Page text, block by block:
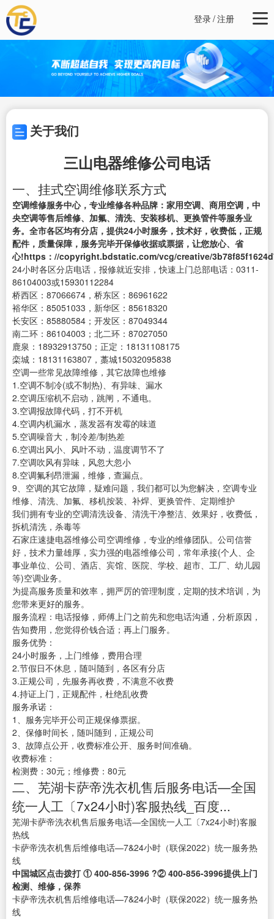
登录/注册
关于我们
三山电器维修公司电话
一、挂式空调维修联系方式
空调维修服务中心，专业维修各种品牌：家用空调、商用空调，中
央空调等售后维修、加氟、清洗、安装移机、更换管件等服务业
务。全市各区均有分店，提供24小时服务，技术好，收费低，正规
配件，质量保障，服务完毕开保修收据或票据，让您放心、省
心!https：//copyright.bdstatic.com/vcg/creative/
24小时各区分店电话，报修就近安排，快速上门总部电话：0311-
86104003或15930112284
桥西区：87066674，桥东区：86961622
裕华区：85051033，新华区：85618320
长安区：85880584；开发区：87049344
南二环：86104003；北二环：87027050
鹿泉：18932913750；正定：18131108175
栾城：18131163807，藁城15032095838
空调一些常见故障维修，其它故障也维修
1.空调不制冷(或不制热)、有异味、漏水
2.空调压缩机不启动，跳闸，不通电。
3.空调报故障代码，打不开机
4.空调内机漏水，蒸发器有发霉的味道
5.空调噪音大，制冷差/制热差
6.空调出风小、风叶不动，温度调节不了
7.空调吹风有异味，风忽大忽小
8.空调氟利昂泄漏，维修，查漏点。
9、空调的其它故障，疑难问题，我们都可以为您解决，空调专业
维修、清洗、加氟、移机按装、补焊、更换管件、定期维护
我们拥有专业的空调清洗设备、清洗干净整洁、效果好，收费低，
拆机清洗，杀毒等
石家庄速捷电器维修公司空调维修，专业的维修团队。公司信誉
好，技术力量雄厚，实力强的电器维修公司，常年承接(个人、企
事业单位、公司、酒店、宾馆、医院、学校、超市、工厂、幼儿园
等)空调业务。
为提高服务质量和效率，拥严厉的管理制度，定期的技术培训，为
您带来更好的服务。
服务流程：电话报修，师傅上门之前先和您电话沟通，分析原因，
告知费用，您觉得价钱合适；再上门服务。
服务优势：
24小时服务，上门维修，费用合理
2.节假日不休息，随叫随到，各区有分店
3.正规公司，先服务再收费，不满意不收费
4.持证上门，正规配件，杜绝乱收费
服务承诺：
1、服务完毕开公司正规保修票据。
2、保修时间长，随叫随到，正规公司
3、故障点公开，收费标准公开、服务时间准确。
收费标准：
检测费：30元；维修费：80元
二、芜湖卡萨帝洗衣机售后服务电话—全国
统一人工〔7x24小时)客服热线_百度...
芜湖卡萨帝洗衣机售后服务电话—全国统一人工〔7x24小时)客服
热线
卡萨帝洗衣机售后维修电话—7&24小时（联保2022）统一服务热
线
中国城区点击拨打 ① 400-856-3996 ?② 400-856-3996提供上门
检测、维修，保养
卡萨帝洗衣机售后维修电话—7&24小时（联保2022）统一服务热
线